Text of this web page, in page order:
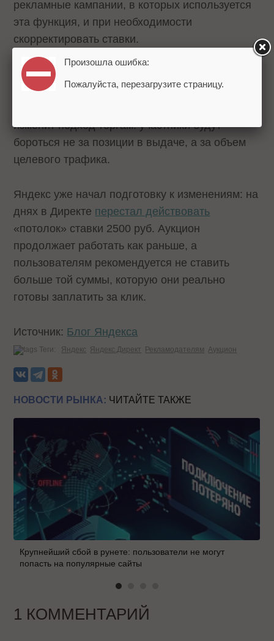
рекламные кампании, в которых используется
эта функция, и при необходимости
скорректировать ставки.
Данное нововведение – часть
обновленияЯндекс.Директа, которое
изменит подход торгам: участники будут
бороться не за позиции в выдаче, а за объем
целевого трафика.
Яндекс уже начал подготовку к изменениям: на
днях в Директе перестал действовать
«потолок» ставки 2500 руб. Аукцион
продолжает работать как раньше, а
пользователям рекомендуется не ставить
больше той суммы, которую они реально
готовы заплатить за клик.
Источник: Блог Яндекса
Теги: Яндекс Яндекс.Директ Рекламодателям Аукцион
НОВОСТИ РЫНКА: ЧИТАЙТЕ ТАКЖЕ
Крупнейший сбой в рунете: пользователи не могут
попасть на популярные сайты
1 КОММЕНТАРИЙ
Произошла ошибка:
Пожалуйста, перезагрузите страницу.